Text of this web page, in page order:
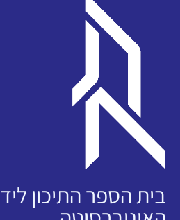
בית הספר התיכון ליד